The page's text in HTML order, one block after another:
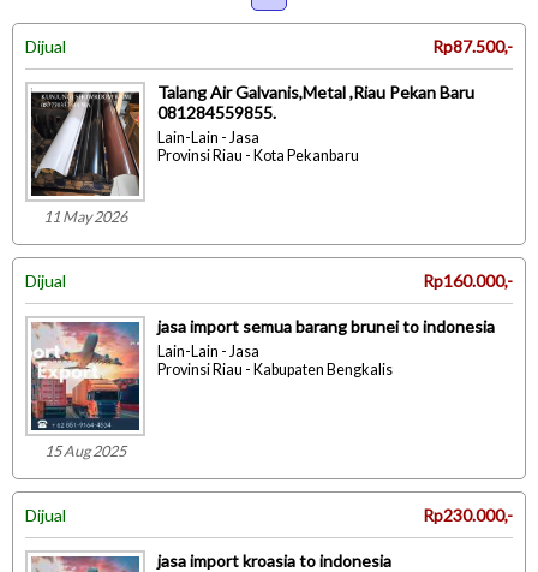
Dijual Rp87.500,-
11 May 2026
Talang Air Galvanis,Metal ,Riau Pekan Baru
081284559855.
Lain-Lain - Jasa
Provinsi Riau - Kota Pekanbaru
Dijual Rp160.000,-
15 Aug 2025
jasa import semua barang brunei to indonesia
Lain-Lain - Jasa
Provinsi Riau - Kabupaten Bengkalis
Dijual Rp230.000,-
jasa import kroasia to indonesia